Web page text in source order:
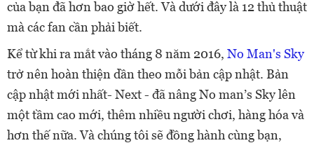
của bạn đã hơn bao giờ hết. Và dưới đây là 12 thủ thuật
mà các fan cần phải biết.
Kể từ khi ra mắt vào tháng 8 năm 2016, No Man's Sky
trở nên hoàn thiện dần theo mỗi bản cập nhật. Bản
cập nhật mới nhất- Next - đã nâng No man’s Sky lên
một tầm cao mới, thêm nhiều người chơi, hàng hóa và
hơn thế nữa. Và chúng tôi sẽ đồng hành cùng bạn,